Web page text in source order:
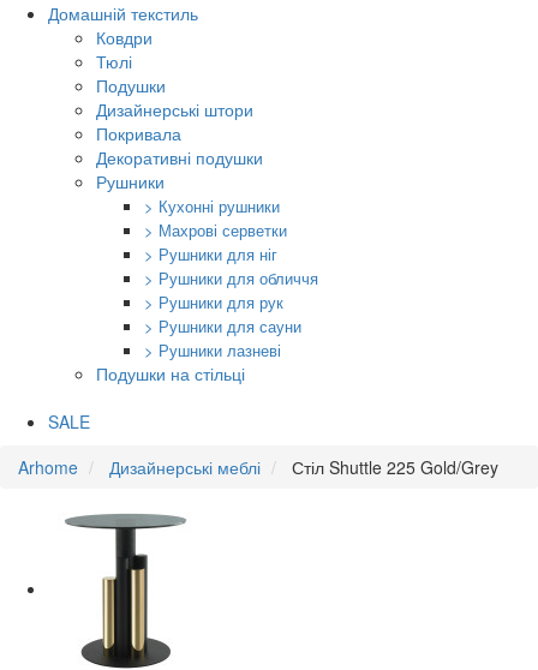
Домашній текстиль
Ковдри
Тюлі
Подушки
Дизайнерські штори
Покривала
Декоративні подушки
Рушники
> Кухонні рушники
> Махрові серветки
> Рушники для ніг
> Рушники для обличчя
> Рушники для рук
> Рушники для сауни
> Рушники лазневі
Подушки на стільці
SALE
Arhome
Дизайнерські меблі Стіл Shuttle 225 Gold/Grey